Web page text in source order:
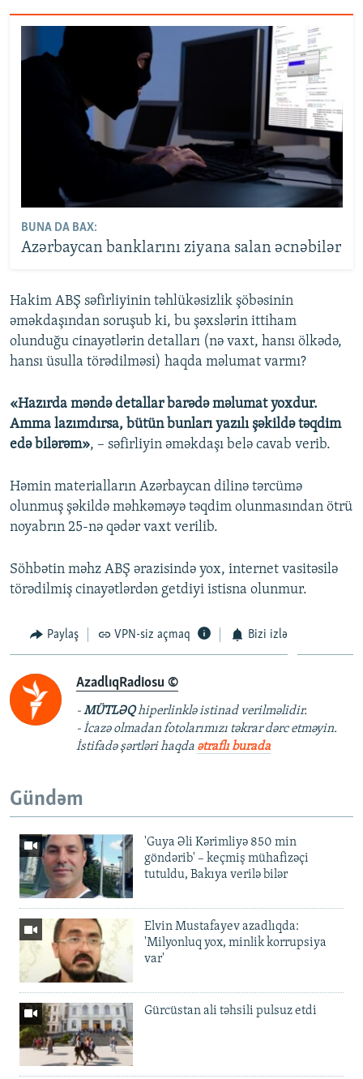
BUNA DA BAX:
Azərbaycan banklarını ziyana salan əcnəbilər
Hakim ABŞ səfirliyinin təhlükəsizlik şöbəsinin
əməkdaşından soruşub ki, bu şəxslərin ittiham
olunduğu cinayətlərin detalları (nə vaxt, hansı ölkədə,
hansı üsulla törədilməsi) haqda məlumat varmı?
«Hazırda məndə detallar barədə məlumat yoxdur.
Amma lazımdırsa, bütün bunları yazılı şəkildə təqdim
edə bilərəm», – səfirliyin əməkdaşı belə cavab verib.
Həmin materialların Azərbaycan dilinə tərcümə
olunmuş şəkildə məhkəməyə təqdim olunmasından ötrü
noyabrın 25-nə qədər vaxt verilib.
Söhbətin məhz ABŞ ərazisində yox, internet vasitəsilə
törədilmiş cinayətlərdən getdiyi istisna olunmur.
Paylaş VPN-siz açmaq Bizi izlə
AzadlıqRadiosu ©
-MÜTLƏQhiperlinklə istinad verilməlidir.
- İcazə olmadan fotolarımızı təkrar dərc etməyin.
İstifadə şərtləri haqda ətraflı burada
Gündəm
'Guya Əli Kərimliyə 850 min
göndərib' – keçmiş mühafizəçi
tutuldu, Bakıya verilə bilər
Elvin Mustafayev azadlıqda:
'Milyonluq yox, minlik korrupsiya
var'
Gürcüstan ali təhsili pulsuz etdi